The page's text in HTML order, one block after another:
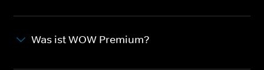
Was ist WOW Premium?